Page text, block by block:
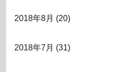
2018年8月 (20)
2018年7月 (31)